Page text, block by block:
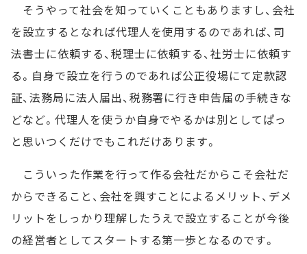
そうやって社会を知っていくこともありますし、会社
を設立するとなれば代理人を使用するのであれば、司
法書士に依頼する、税理士に依頼する、社労士に依頼す
る。自身で設立を行うのであれば公正役場にて定款認
証、法務局に法人届出、税務署に行き申告届の手続きな
どなど。代理人を使うか自身でやるかは別としてぱっ
と思いつくだけでもこれだけあります。
こういった作業を行って作る会社だからこそ会社だ
からできること、会社を興すことによるメリット、デメ
リットをしっかり理解したうえで設立することが今後
の経営者としてスタートする第一歩となるのです。